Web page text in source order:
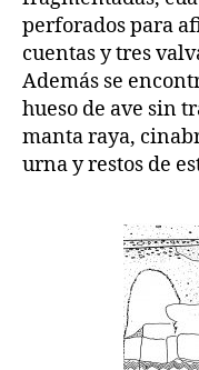
perforados para
cuentas y tres
Además se
hueso de ave sin
manta raya,
urna y restos de